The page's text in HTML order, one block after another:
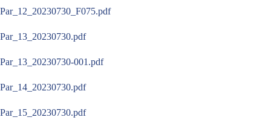
Par_12_20230730_F075.pdf
Par_13_20230730.pdf
Par_13_20230730-001.pdf
Par_14_20230730.pdf
Par_15_20230730.pdf